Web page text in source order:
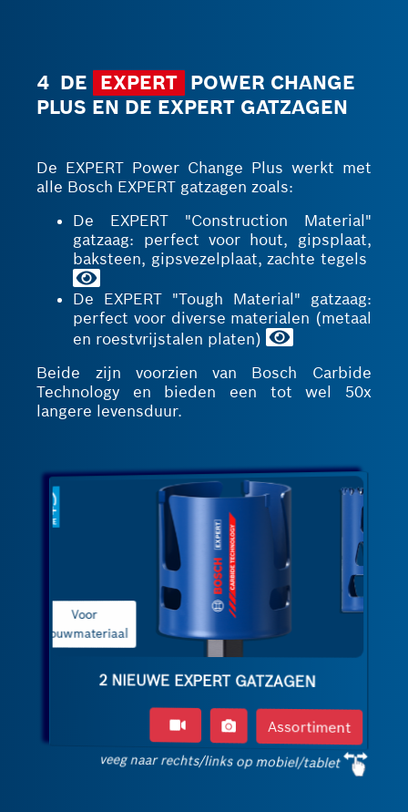
4 DE EXPERT POWER CHANGE
PLUS EN DE EXPERT GATZAGEN
De EXPERT Power Change Plus werkt met
alle Bosch EXPERT gatzagen zoals:
De EXPERT "Construction Material"
gatzaag: perfect voor hout, gipsplaat,
baksteen, gipsvezelplaat, zachte tegels
De EXPERT "Tough Material" gatzaag:
perfect voor diverse materialen (metaal
en roestvrijstalen platen)
Beide zijn voorzien van Bosch Carbide
Technology en bieden een tot wel 50x
langere levensduur.
Voor veeleisend
materiaal
2 NIEUWE EXPERT GATZAGEN
Assortiment
veeg naar rechts/links op mobiel/tablet